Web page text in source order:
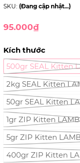
SKU: (Đang cập nhật...)
95.000₫
Kích thước
500gr SEAL Kitten
2kg SEAL Kitten
50gr SEAL Kitten
1gr ZIP Kitten
5gr ZIP Kitten
400gr ZIP Kitten